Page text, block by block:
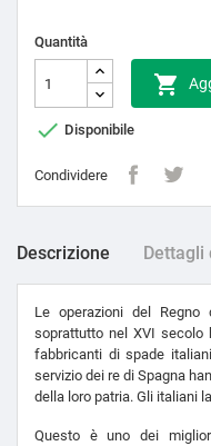
Quantità

 Disponibile
Condividere
Descrizione Dettagli
Le operazioni del
soprattutto nel XVI
fabbricanti di spade
servizio dei re di Spagna
della loro patria. Gli italiani
Questo è uno dei